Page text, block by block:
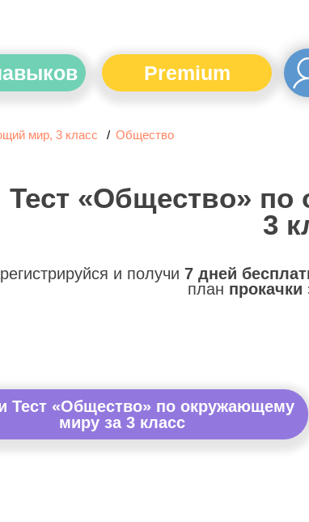
Premium
мир, 3 класс Общество
Тест «Общество»
3
и получи 7 дней
план прокачки
Тест «Общество» по окружающему
миру за 3 класс